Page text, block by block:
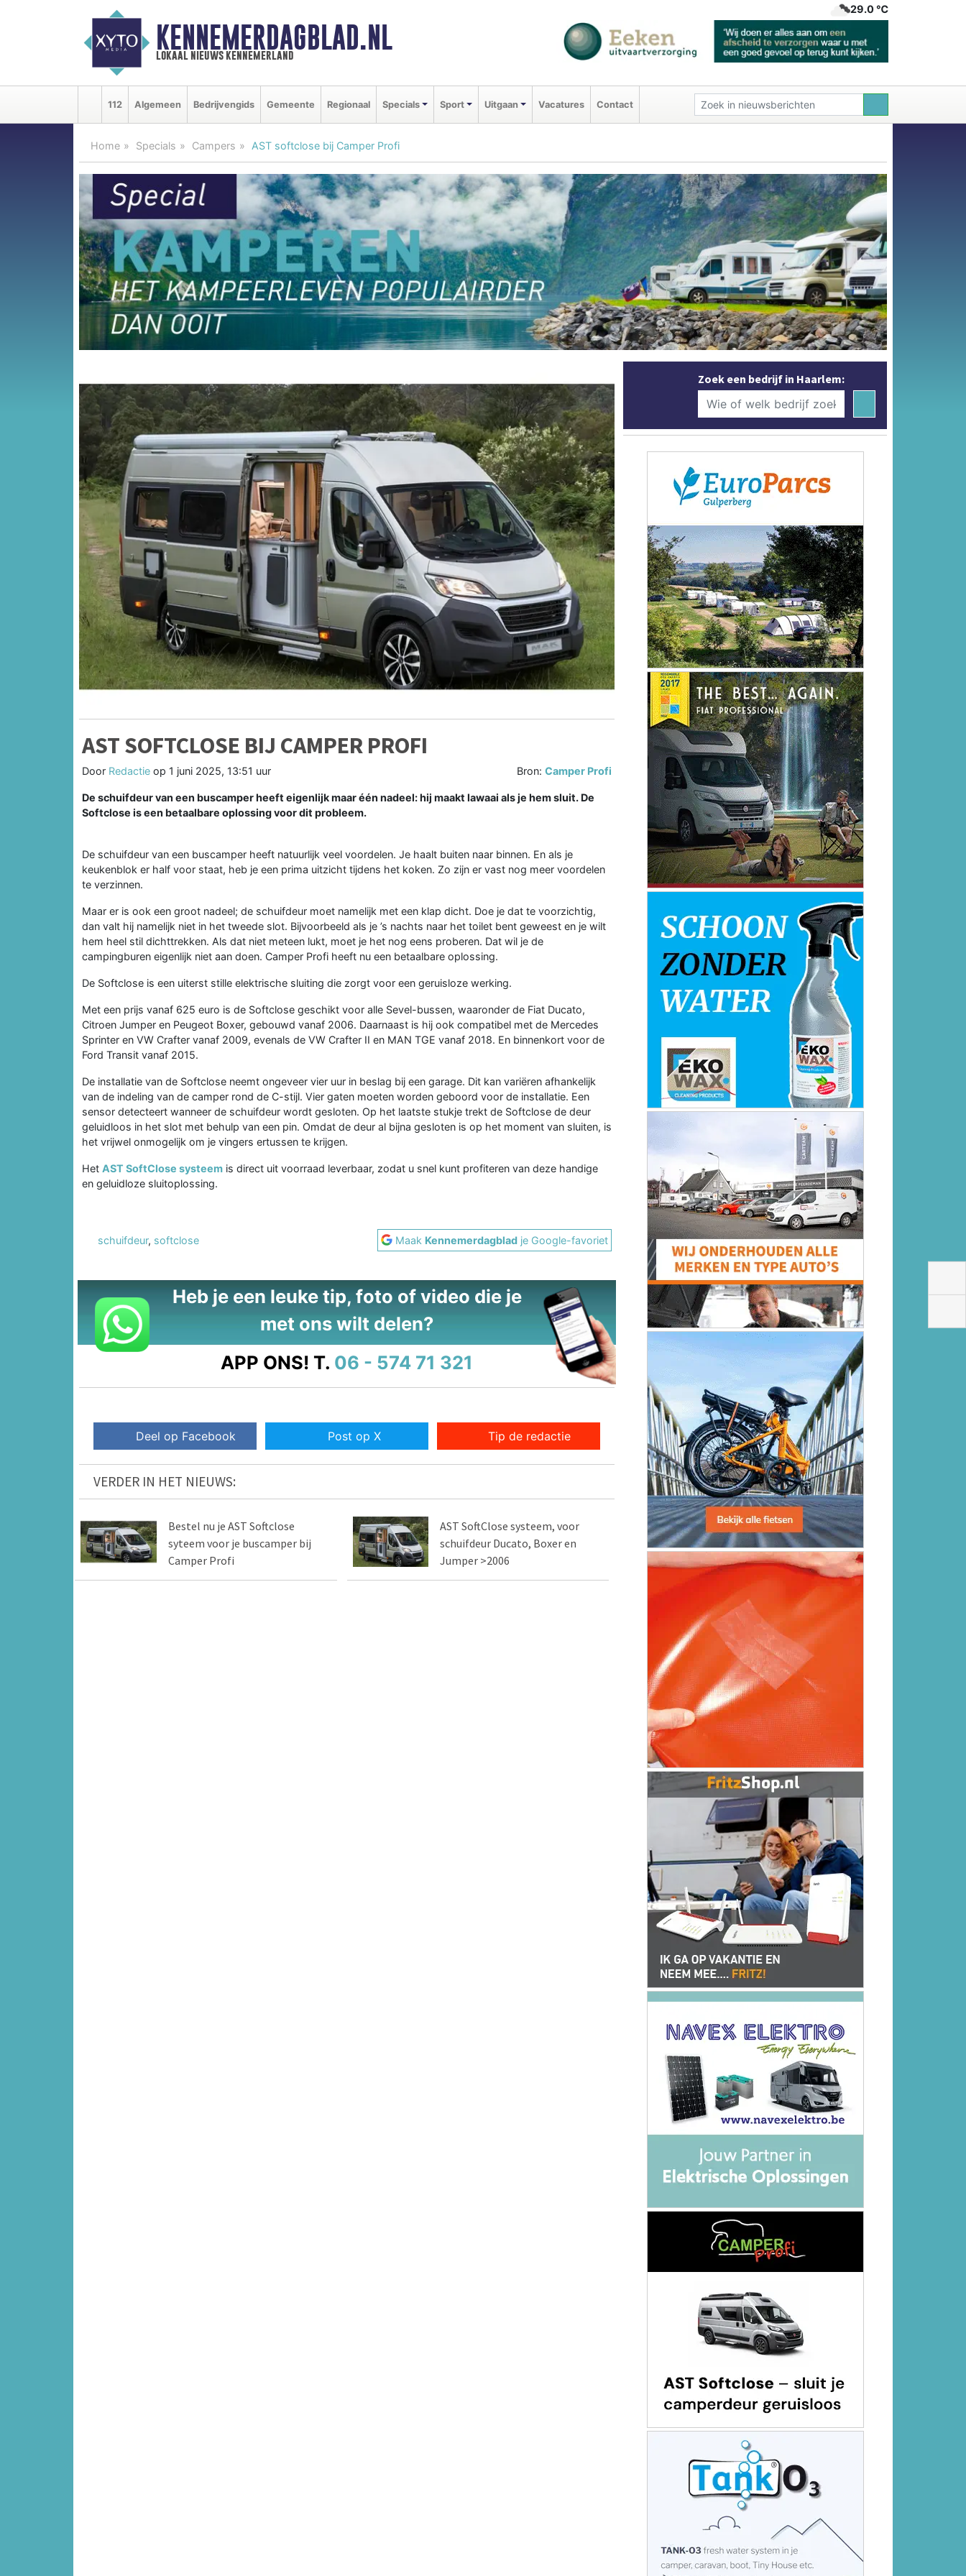
KENNEMERDAGBLAD.NL
lokaal nieuws kennemerland
29.0 ℃
112 Algemeen Bedrijvengids Gemeente Regionaal Specials Sport Uitgaan Vacatures Contact
Home Specials Campers AST softclose bij Camper Profi
AST SOFTCLOSE BIJ CAMPER PROFI
Door Redactie op 1 juni 2025, 13:51 uur Bron:Camper Profi
De schuifdeur van een buscamper heeft eigenlijk maar één nadeel: hij maakt lawaai als je hem sluit. De
Softclose is een betaalbare oplossing voor dit probleem.
De schuifdeur van een buscamper heeft natuurlijk veel voordelen. Je haalt buiten naar binnen. En als je
keukenblok er half voor staat, heb je een prima uitzicht tijdens het koken. Zo zijn er vast nog meer voordelen
te verzinnen.
Maar er is ook een groot nadeel; de schuifdeur moet namelijk met een klap dicht. Doe je dat te voorzichtig,
dan valt hij namelijk niet in het tweede slot. Bijvoorbeeld als je ’s nachts naar het toilet bent geweest en je wilt
hem heel stil dichttrekken. Als dat niet meteen lukt, moet je het nog eens proberen. Dat wil je de
campingburen eigenlijk niet aan doen. Camper Profi heeft nu een betaalbare oplossing.
De Softclose is een uiterst stille elektrische sluiting die zorgt voor een geruisloze werking.
Met een prijs vanaf 625 euro is de Softclose geschikt voor alle Sevel-bussen, waaronder de Fiat Ducato,
Citroen Jumper en Peugeot Boxer, gebouwd vanaf 2006. Daarnaast is hij ook compatibel met de Mercedes
Sprinter en VW Crafter vanaf 2009, evenals de VW Crafter II en MAN TGE vanaf 2018. En binnenkort voor de
Ford Transit vanaf 2015.
De installatie van de Softclose neemt ongeveer vier uur in beslag bij een garage. Dit kan variëren afhankelijk
van de indeling van de camper rond de C-stijl. Vier gaten moeten worden geboord voor de installatie. Een
sensor detecteert wanneer de schuifdeur wordt gesloten. Op het laatste stukje trekt de Softclose de deur
geluidloos in het slot met behulp van een pin. Omdat de deur al bijna gesloten is op het moment van sluiten, is
het vrijwel onmogelijk om je vingers ertussen te krijgen.
Het AST SoftClose systeem is direct uit voorraad leverbaar, zodat u snel kunt profiteren van deze handige
en geluidloze sluitoplossing.
schuifdeur, softclose Maak Kennemerdagblad je Google-favoriet
Heb je een leuke tip, foto of video die je
met ons wilt delen?
APP ONS! T. 06 - 574 71 321
Deel op Facebook Post op X Tip de redactie
VERDER IN HET NIEUWS:
Bestel nu je AST Softclose
syteem voor je buscamper bij
Camper Profi
AST SoftClose systeem, voor
schuifdeur Ducato, Boxer en
Jumper >2006
Zoek een bedrijf in Haarlem: